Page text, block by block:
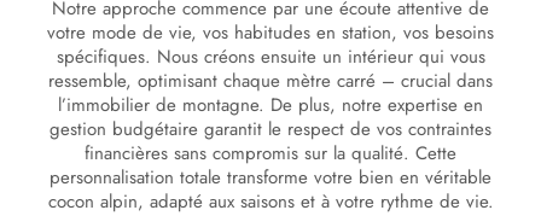
Notre approche commence par une écoute attentive de
votre mode de vie, vos habitudes en station, vos besoins
spécifiques. Nous créons ensuite un intérieur qui vous
ressemble, optimisant chaque mètre carré – crucial dans
l’immobilier de montagne. De plus, notre expertise en
gestion budgétaire garantit le respect de vos contraintes
financières sans compromis sur la qualité. Cette
personnalisation totale transforme votre bien en véritable
cocon alpin, adapté aux saisons et à votre rythme de vie.